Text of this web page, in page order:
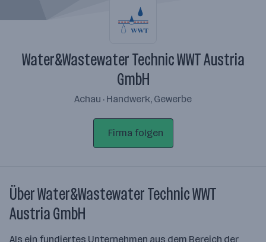
Water&Wastewater Technic WWT Austria
GmbH
Achau · Handwerk, Gewerbe
Firma folgen
Über Water&Wastewater Technic WWT
Austria GmbH
Als ein fundiertes Unternehmen aus dem Bereich der